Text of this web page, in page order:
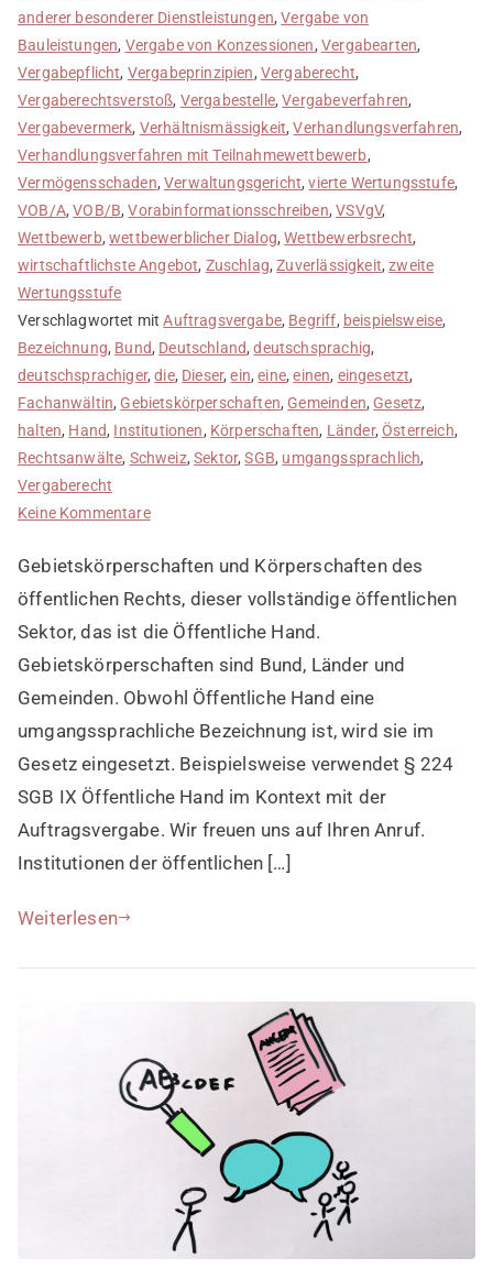
anderer besonderer Dienstleistungen,Vergabe von
Bauleistungen, Vergabe von Konzessionen, Vergabearten,
Vergabepflicht, Vergabeprinzipien, Vergaberecht,
Vergaberechtsverstoß, Vergabestelle,Vergabeverfahren,
Vergabevermerk, Verhältnismässigkeit,Verhandlungsverfahren,
Verhandlungsverfahren mit Teilnahmewettbewerb,
Vermögensschaden,Verwaltungsgericht,vierte Wertungsstufe,
VOB/A,VOB/B,Vorabinformationsschreiben,VSVgV,
Wettbewerb,wettbewerblicher Dialog,Wettbewerbsrecht,
wirtschaftlichste Angebot, Zuschlag,Zuverlässigkeit,zweite
Wertungsstufe
Verschlagwortet mitAuftragsvergabe, Begriff, beispielsweise,
Bezeichnung, Bund, Deutschland,deutschsprachig,
deutschsprachiger,die, Dieser,ein,eine,einen, eingesetzt,
Fachanwältin, Gebietskörperschaften, Gemeinden, Gesetz,
halten, Hand, Institutionen, Körperschaften, Länder,Österreich,
Rechtsanwälte, Schweiz,Sektor,SGB, umgangssprachlich,
Vergaberecht
Keine Kommentarezu
Hand
ist
umgangssprachlich
Gebietskörperschaften und Körperschaften des
öffentlichen Rechts, dieser vollständige öffentlichen
Sektor, das ist die Öffentliche Hand.
Gebietskörperschaften sind Bund, Länder und
Gemeinden. Obwohl Öffentliche Hand eine
umgangssprachliche Bezeichnung ist, wird sie im
Gesetz eingesetzt. Beispielsweise verwendet § 224
SGB IX Öffentliche Hand im Kontext mit der
Auftragsvergabe. Wir freuen uns auf Ihren Anruf.
Institutionen der öffentlichen […]
Weiterlesen